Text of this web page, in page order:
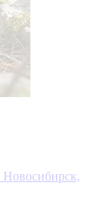
Новосибирск,